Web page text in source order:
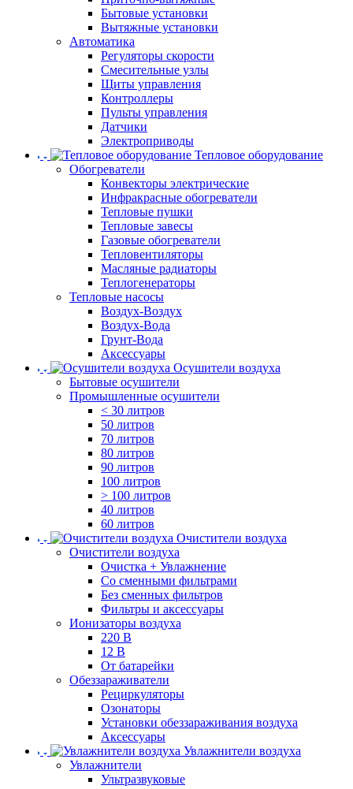
Бытовые установки
Вытяжные установки
Автоматика
Регуляторы скорости
Смесительные узлы
Щиты управления
Контроллеры
Пульты управления
Датчики
Электроприводы
Тепловое оборудование
Обогреватели
Конвекторы электрические
Инфракрасные обогреватели
Тепловые пушки
Тепловые завесы
Газовые обогреватели
Тепловентиляторы
Масляные радиаторы
Теплогенераторы
Тепловые насосы
Воздух-Воздух
Воздух-Вода
Грунт-Вода
Аксессуары
Осушители воздуха
Бытовые осушители
Промышленные осушители
< 30 литров
50 литров
70 литров
80 литров
90 литров
100 литров
> 100 литров
40 литров
60 литров
Очистители воздуха
Очистители воздуха
Очистка + Увлажнение
Cо сменными фильтрами
Без сменных фильтров
Фильтры и аксессуары
Ионизаторы воздуха
220 В
12 В
От батарейки
Обеззараживатели
Рециркуляторы
Озонаторы
Установки обеззараживания воздуха
Аксессуары
Увлажнители воздуха
Увлажнители
Ультразвуковые